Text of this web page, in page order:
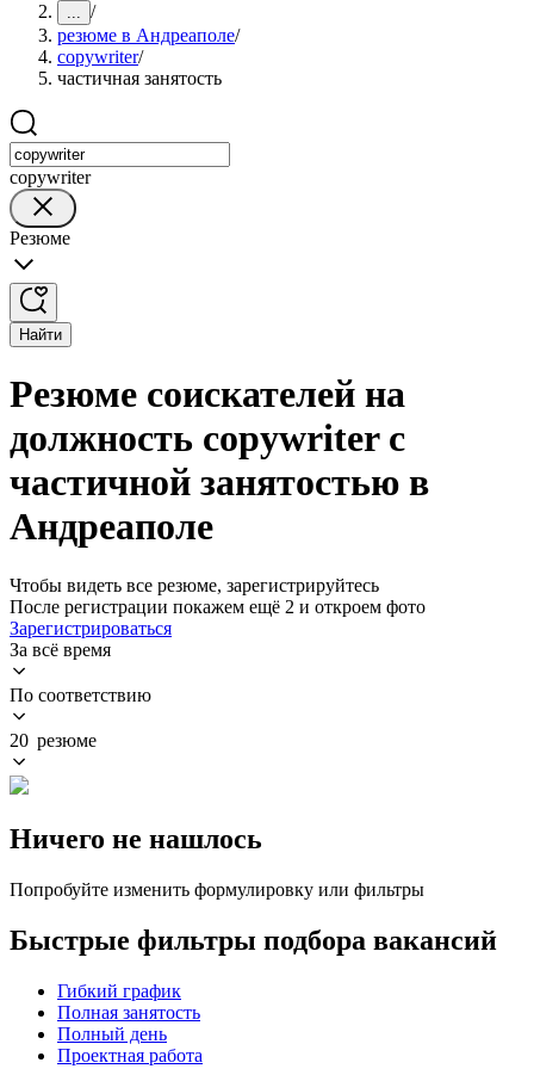
... /
резюме в Андреаполе/
copywriter/
частичная занятость
copywriter
Резюме
Найти
Резюме соискателей на
должность copywriter с
частичной занятостью в
Андреаполе
Чтобы видеть все резюме, зарегистрируйтесь
После регистрации покажем ещё 2 и откроем фото
Зарегистрироваться
За всё время
По соответствию
20 резюме
Ничего не нашлось
Попробуйте изменить формулировку или фильтры
Быстрые фильтры подбора вакансий
Гибкий график
Полная занятость
Полный день
Проектная работа